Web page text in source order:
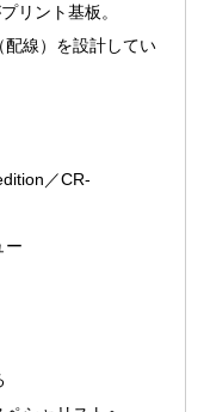
リント基板。
線）を設計してい
／CR-
ー